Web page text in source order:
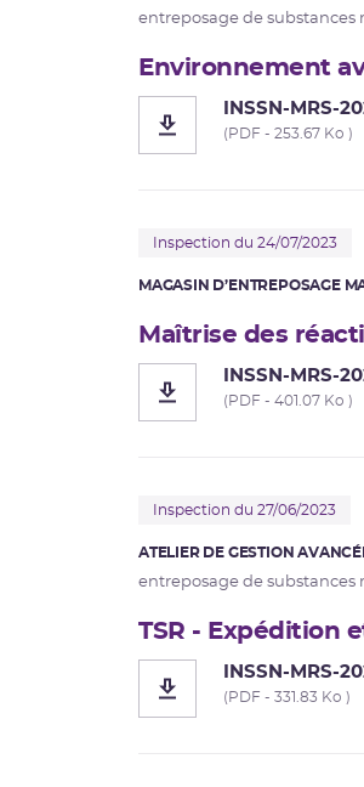
entreposage de substances
Environnement
INSSN-MRS-
(PDF - 253.67 Ko )
Inspection du 24/07/2023
MAGASIN D’ENTREPOSAGE
Maîtrise des
INSSN-MRS-
(PDF - 401.07 Ko )
Inspection du 27/06/2023
ATELIER DE GESTION
entreposage de substances
TSR - Expédition
INSSN-MRS-
(PDF - 331.83 Ko )